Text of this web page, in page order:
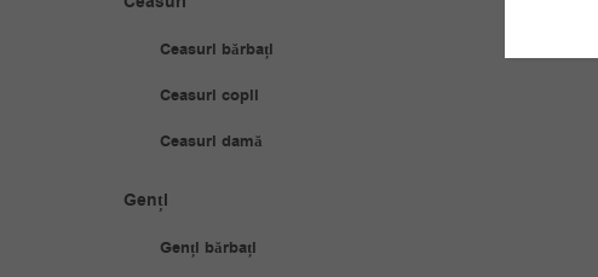
Ceasuri bărbați
Ceasuri copii
Ceasuri damă
Genți
Genți bărbați